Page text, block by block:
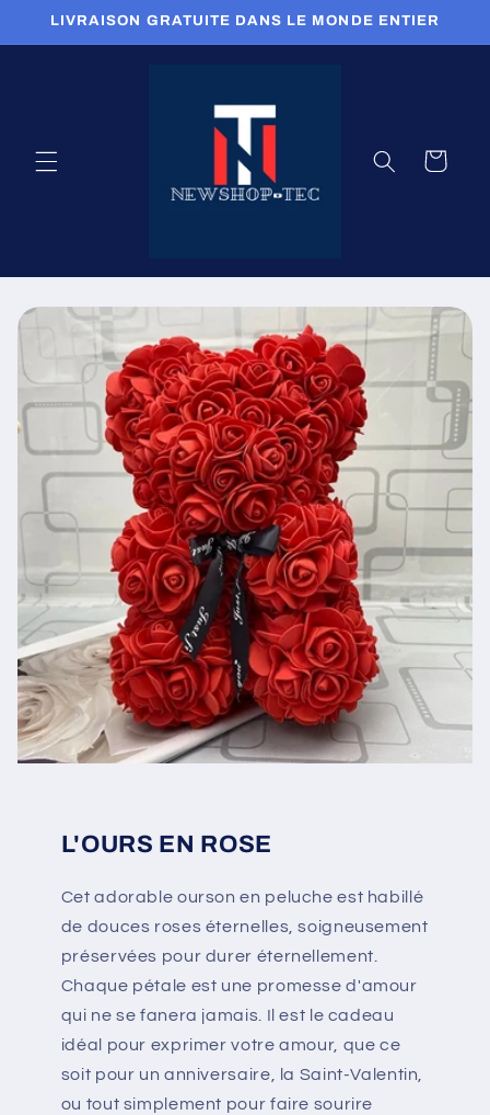
passer
au
LIVRAISON GRATUITE DANS LE MONDE ENTIER
Panier
L'OURS EN ROSE
Cet adorable ourson en peluche est habillé
de douces roses éternelles, soigneusement
préservées pour durer éternellement.
Chaque pétale est une promesse d'amour
qui ne se fanera jamais. Il est le cadeau
idéal pour exprimer votre amour, que ce
soit pour un anniversaire, la Saint-Valentin,
ou tout simplement pour faire sourire